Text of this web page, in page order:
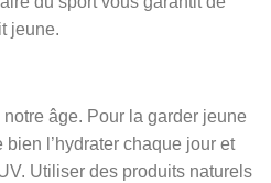
jeune.
âge. Pour la garder jeune
l’hydrater chaque jour et
Utiliser des produits naturels